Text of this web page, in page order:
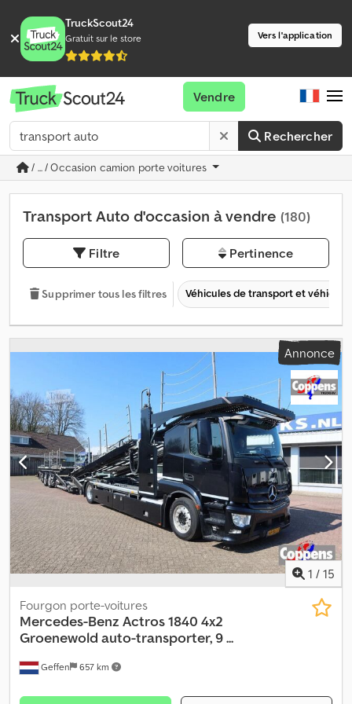
TruckScout24
Gratuit sur le store Vers l'application
Rechercher
Vendre
/ ... / Occasion camion porte voitures
Transport Auto d'occasion à vendre (180)
Filtre Pertinence
Supprimer tous les filtres Véhicules de transport et
Annonce
1 / 15
Geffen 657 km
Fourgon porte-voitures
Mercedes-Benz Actros 1840 4x2
Groenewold auto-transporter, 9 ...